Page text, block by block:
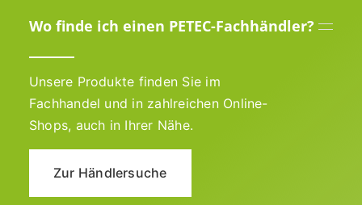
Wo finde ich einen PETEC-Fachhändler?
Unsere Produkte finden Sie im
Fachhandel und in zahlreichen Online-
Shops, auch in Ihrer Nähe.
Zur Händlersuche